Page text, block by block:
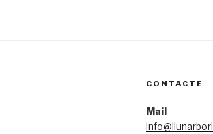
CONTACTE
Mail